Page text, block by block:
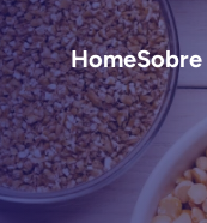
HomeSobre